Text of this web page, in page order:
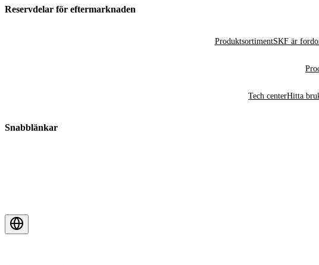
Reservdelar för eftermarknaden
ProduktsortimentSKF är
Tech centerHitta
Snabblänkar